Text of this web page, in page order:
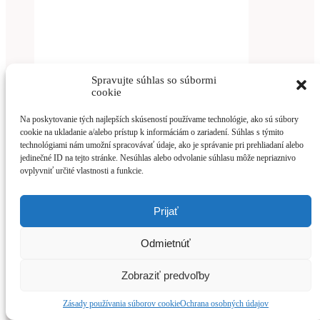
Spravujte súhlas so súbormi
cookie
Na poskytovanie tých najlepších skúseností používame technológie, ako sú súbory
cookie na ukladanie a/alebo prístup k informáciám o zariadení. Súhlas s týmito
technológiami nám umožní spracovávať údaje, ako je správanie pri prehliadaní alebo
jedinečné ID na tejto stránke. Nesúhlas alebo odvolanie súhlasu môže nepriaznivo
ovplyvniť určité vlastnosti a funkcie.
Prijať
Odmietnúť
Zobraziť predvoľby
Zásady používania súborov cookieOchrana osobných údajov
Viac info
Uzavretý regál RZ 202
You've just added this product to the cart:
Nízky nadstavec RZ 405